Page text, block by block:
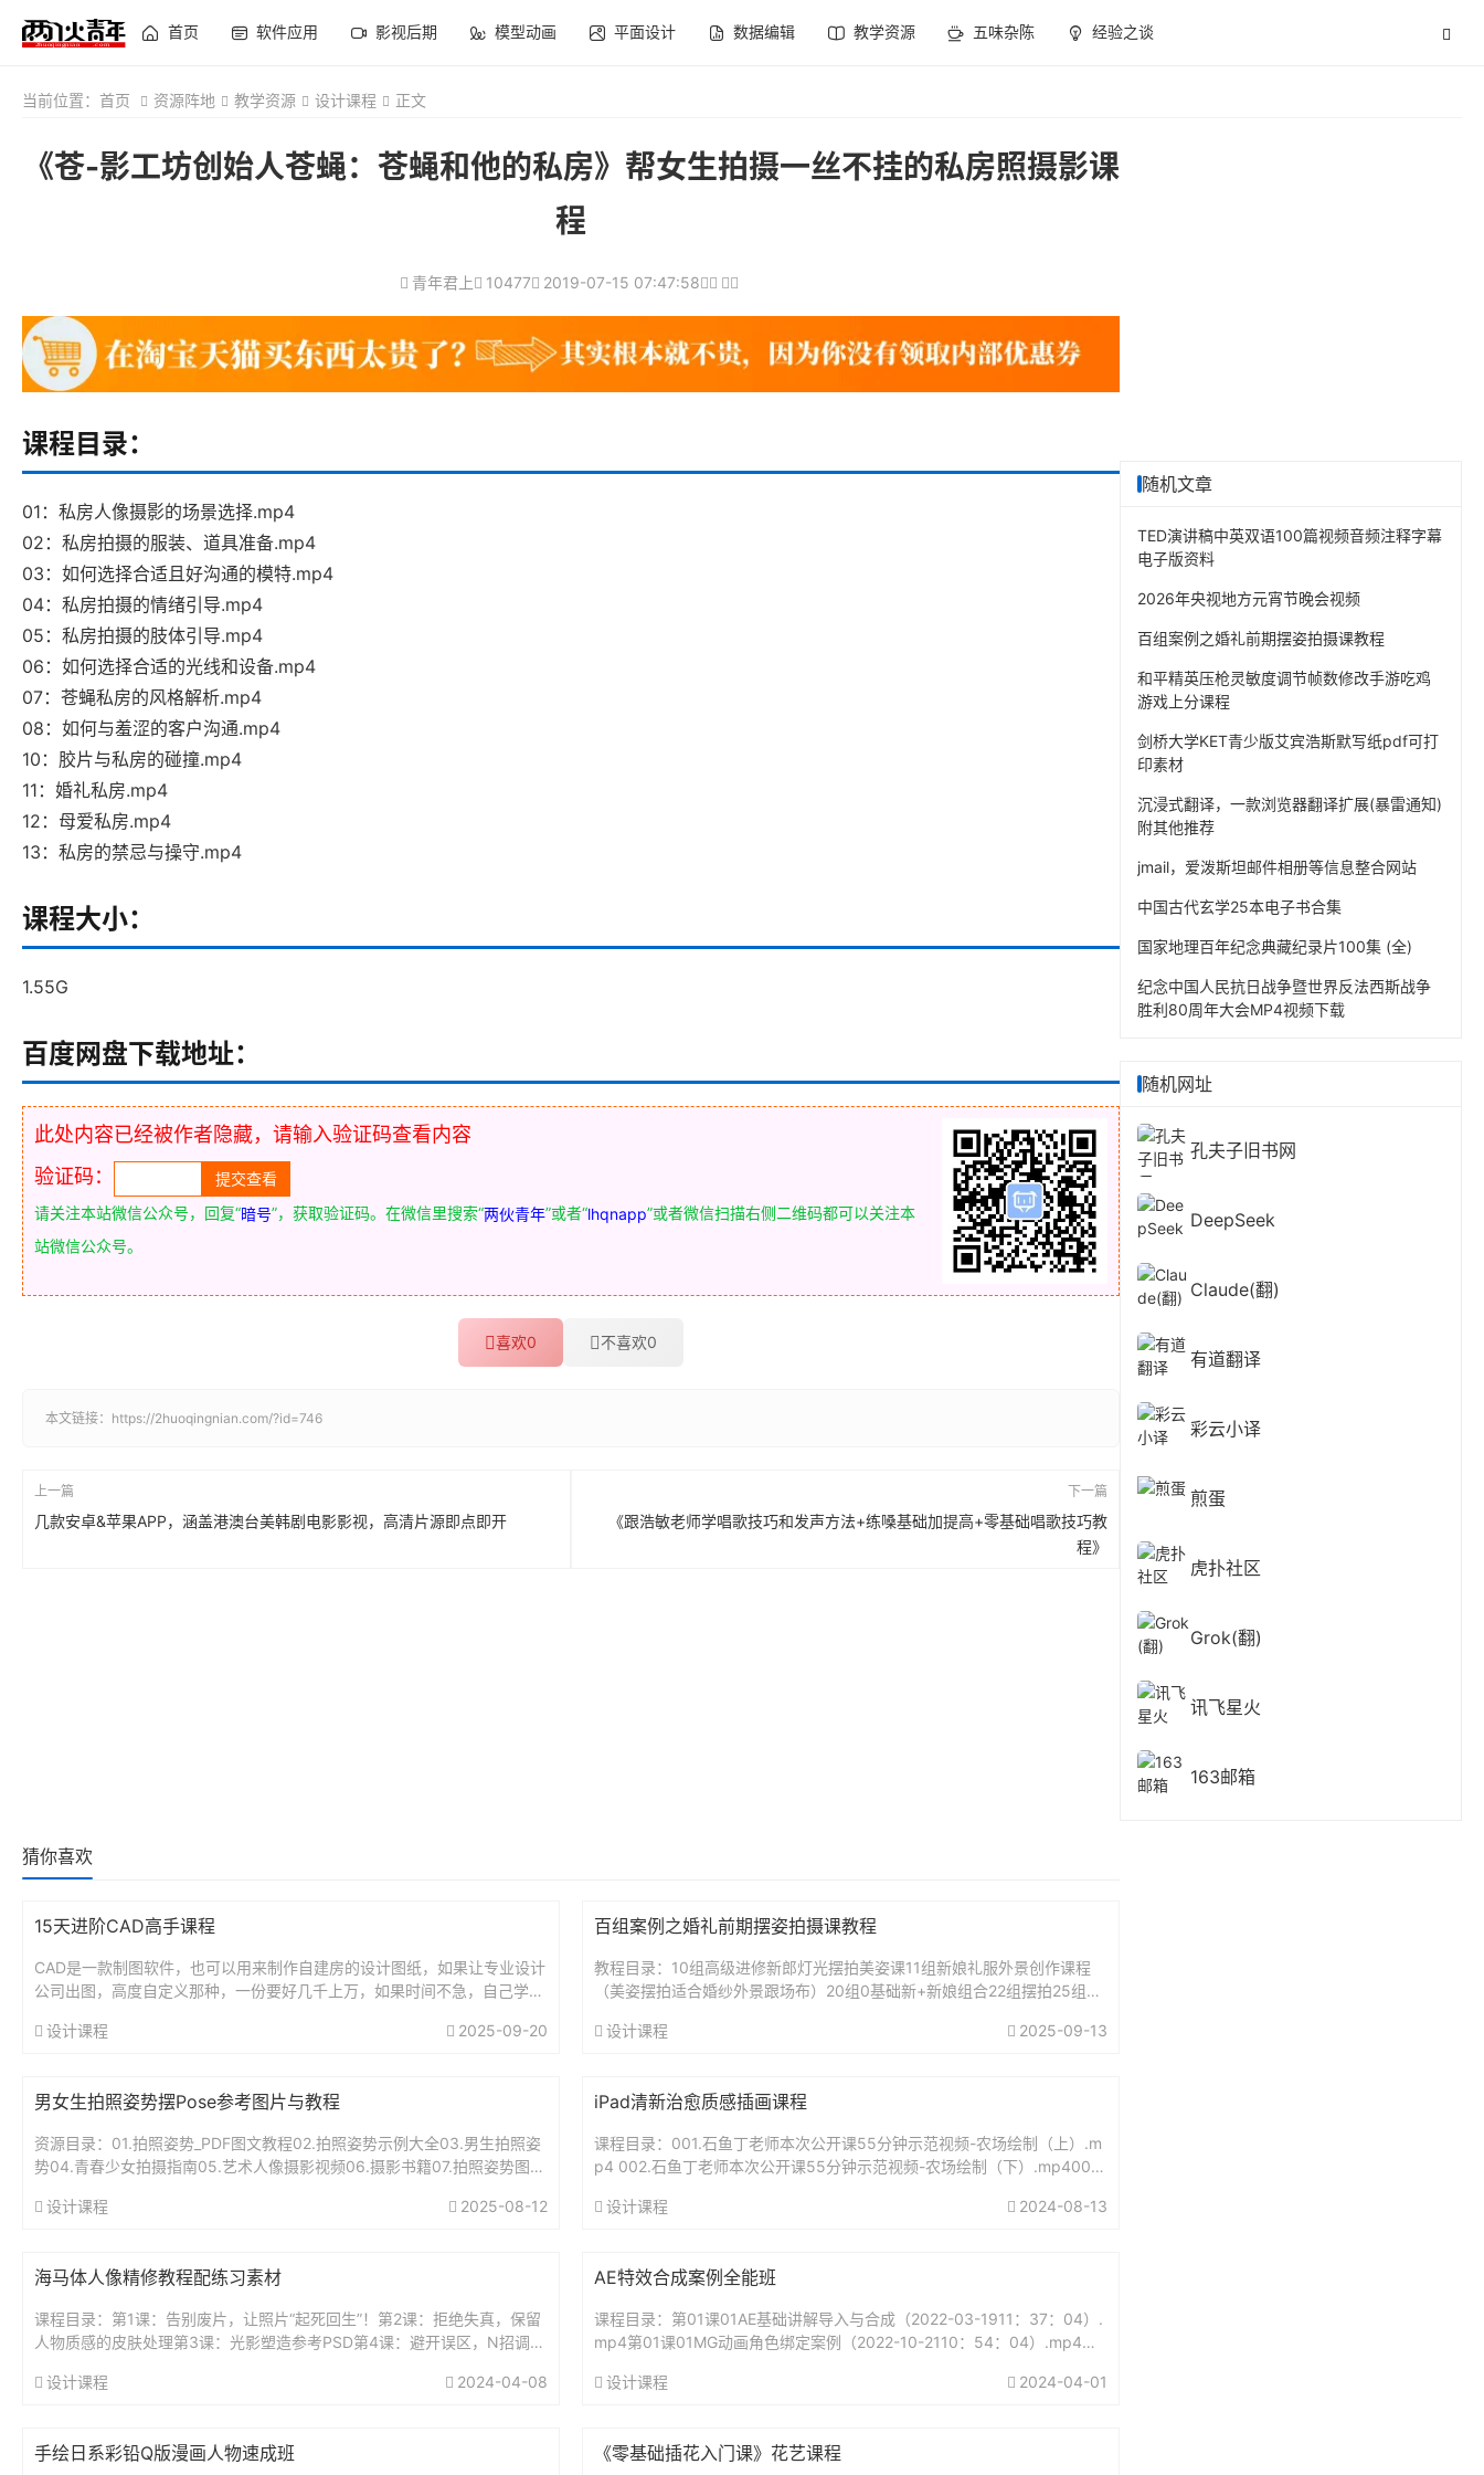
首页 软件应用 影视后期 模型动画 平面设计 数据编辑 教学资源 五味杂陈 经验之谈
当前位置： 首页 资源阵地 教学资源 设计课程 正文
《苍-影工坊创始人苍蝇：苍蝇和他的私房》帮女生拍摄一丝不挂的私房照摄影课
程
青年君上 10477 2019-07-15 07:47:58
课程目录：
01：私房人像摄影的场景选择.mp4
02：私房拍摄的服装、道具准备.mp4
03：如何选择合适且好沟通的模特.mp4
04：私房拍摄的情绪引导.mp4
05：私房拍摄的肢体引导.mp4
06：如何选择合适的光线和设备.mp4
07：苍蝇私房的风格解析.mp4
08：如何与羞涩的客户沟通.mp4
10：胶片与私房的碰撞.mp4
11：婚礼私房.mp4
12：母爱私房.mp4
13：私房的禁忌与操守.mp4
课程大小：
1.55G
百度网盘下载地址：
此处内容已经被作者隐藏，请输入验证码查看内容
验证码：
请关注本站微信公众号，回复“暗号”，获取验证码。在微信里搜索“两伙青年”或者“lhqnapp”或者微信扫描右侧二维码都可以关注本
站微信公众号。
喜欢0 不喜欢0
本文链接： https://2huoqingnian.com/?id=746
上一篇
几款安卓&苹果APP，涵盖港澳台美韩剧电影影视，高清片源即点即开
下一篇
《跟浩敏老师学唱歌技巧和发声方法+练嗓基础加提高+零基础唱歌技巧教
程》
猜你喜欢
15天进阶CAD高手课程
CAD是一款制图软件，也可以用来制作自建房的设计图纸，如果让专业设计
公司出图，高度自定义那种，一份要好几千上万，如果时间不急，自己学习
设计课程
2025-09-20
百组案例之婚礼前期摆姿拍摄课教程
教程目录：10组高级进修新郎灯光摆拍美姿课11组新娘礼服外景创作课程
（美姿摆拍适合婚纱外景跟场布）20组0基础新+新娘组合22组摆拍25组新
设计课程
2025-09-13
男女生拍照姿势摆Pose参考图片与教程
资源目录：01.拍照姿势_PDF图文教程02.拍照姿势示例大全03.男生拍照姿
势04.青春少女拍摄指南05.艺术人像摄影视频06.摄影书籍07.拍照姿势图片
设计课程
2025-08-12
iPad清新治愈质感插画课程
课程目录：001.石鱼丁老师本次公开课55分钟示范视频-农场绘制（上）.m
p4 002.石鱼丁老师本次公开课55分钟示范视频-农场绘制（下）.mp4003.
设计课程
2024-08-13
海马体人像精修教程配练习素材
课程目录：第1课：告别废片，让照片“起死回生”！第2课：拒绝失真，保留
人物质感的皮肤处理第3课：光影塑造参考PSD第4课：避开误区，N招调出
设计课程
2024-04-08
AE特效合成案例全能班
课程目录：第01课01AE基础讲解导入与合成（2022-03-1911：37：04）.
mp4第01课01MG动画角色绑定案例（2022-10-2110：54：04）.mp4第0
设计课程
2024-04-01
手绘日系彩铅Q版漫画人物速成班 《零基础插花入门课》花艺课程
随机文章
TED演讲稿中英双语100篇视频音频注释字幕
电子版资料
2026年央视地方元宵节晚会视频
百组案例之婚礼前期摆姿拍摄课教程
和平精英压枪灵敏度调节帧数修改手游吃鸡
游戏上分课程
剑桥大学KET青少版艾宾浩斯默写纸pdf可打
印素材
沉浸式翻译，一款浏览器翻译扩展(暴雷通知)
附其他推荐
jmail，爱泼斯坦邮件相册等信息整合网站
中国古代玄学25本电子书合集
国家地理百年纪念典藏纪录片100集 (全)
纪念中国人民抗日战争暨世界反法西斯战争
胜利80周年大会MP4视频下载
随机网址
孔夫子旧书网
DeepSeek
Claude(翻)
有道翻译
彩云小译
煎蛋
虎扑社区
Grok(翻)
讯飞星火
163邮箱